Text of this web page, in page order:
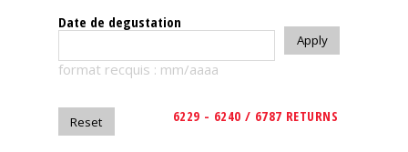
The
magazine
Date de degustation
format recquis : mm/aaaa
6229 - 6240 / 6787 RETURNS